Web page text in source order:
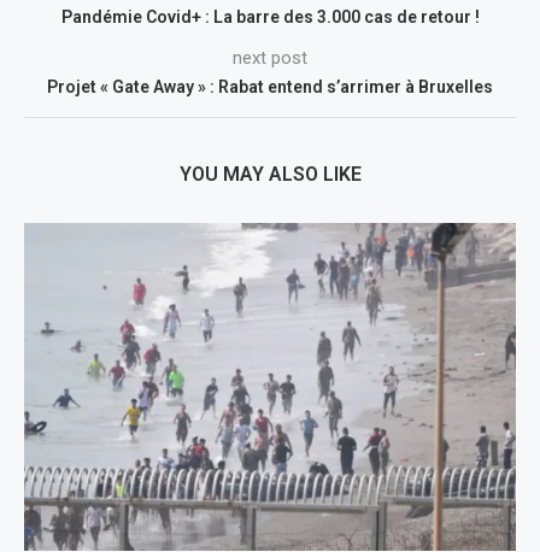
Pandémie Covid+ : La barre des 3.000 cas de retour !
next post
Projet « Gate Away » : Rabat entend s’arrimer à Bruxelles
YOU MAY ALSO LIKE